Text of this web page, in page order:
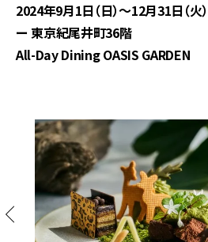
2024年9月1日（日）〜12月31日（火）
ー 東京紀尾井町36階
All-Day Dining OASIS GARDEN